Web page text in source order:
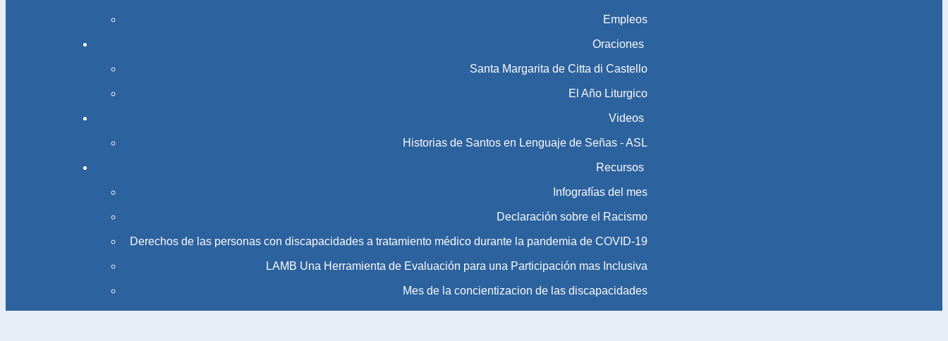
Empleos
Oraciones
Santa Margarita de Citta di Castello
El Año Liturgico
Videos
Historias de Santos en Lenguaje de Señas - ASL
Recursos
Infografías del mes
Declaración sobre el Racismo
Derechos de las personas con discapacidades a tratamiento médico durante la pandemia de COVID-19
LAMB Una Herramienta de Evaluación para una Participación mas Inclusiva
Mes de la concientizacion de las discapacidades